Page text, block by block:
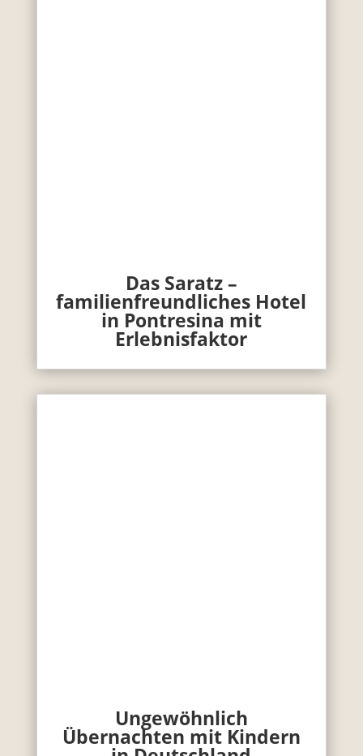
Das Saratz –
familienfreundliches Hotel
in Pontresina mit
Erlebnisfaktor
Ungewöhnlich
Übernachten mit Kindern